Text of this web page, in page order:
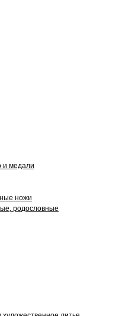
и медали
ножи
родословные